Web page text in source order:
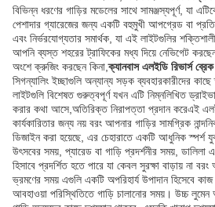
বিভিন্ন ধরণের গাড়ির মডেলের সাথে সামঞ্জস্যপূর্ণ, যা
পেশাদার গ্যারেজের জন্য একটি বহুমুখী আপগ্রেড বা
এবং নির্ভরযোগ্যতার সমার্থক, যা এই লাইটগুলির শক্তিশালী
আপনি ব্যস্ত শহরের ট্রাফিকের মধ্য দিয়ে নেভিগেট
অংশে ক্রুজিং করছেন কিনা,ক্যানবাস এলইডি রিভার্স ব্রেক
সিগন্যালিং ইচ্ছাগুলি অন্যান্য সড়ক ব্যবহারকারীদের
লাইটগুলি বিশেষত গুরুত্বপূর্ণ যখন এটি নিম্নলিখিত
করার কথা আসে,অতিরিক্ত নিরাপত্তা প্রদান করেএই
কার্যকারিতার জন্য নয় বরং আপনার গাড়ির সামগ্রিক
ডিজাইন করা হয়েছে, এর চেহারাতে একটি আধুনিক স্পর্শ
উৎসবের সময়, প্যারেড বা গাড়ি প্রদর্শনীর সময়, ডালিলা
হিসাবে প্রদর্শিত হতে পারে যা কেবল সুরক্ষা বাড়ায় না
ভ্রমণের সময় এগুলি একটি অপরিহার্য উপাদান হিসেবে কাজ
আবহাওয়া পরিস্থিতিতে গাড়ি চালানোর সময়। উচ্চ